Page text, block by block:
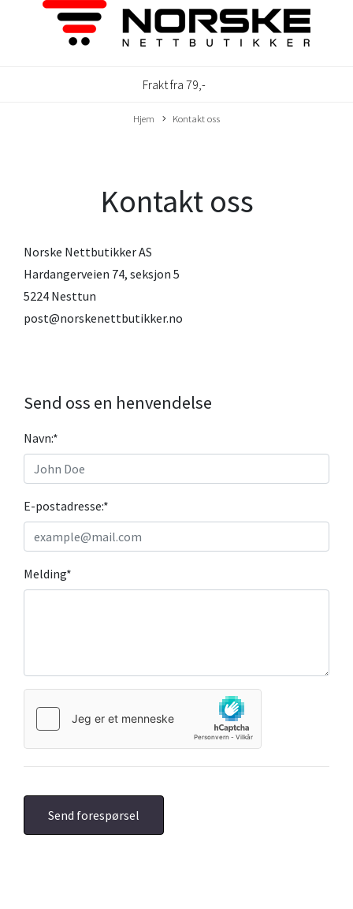
Frakt fra 79,-
Hjem Kontakt oss
Kontakt oss
Norske Nettbutikker AS
Hardangerveien 74, seksjon 5
5224 Nesttun
post@norskenettbutikker.no
Send oss en henvendelse
Navn:*
E-postadresse:*
Melding*